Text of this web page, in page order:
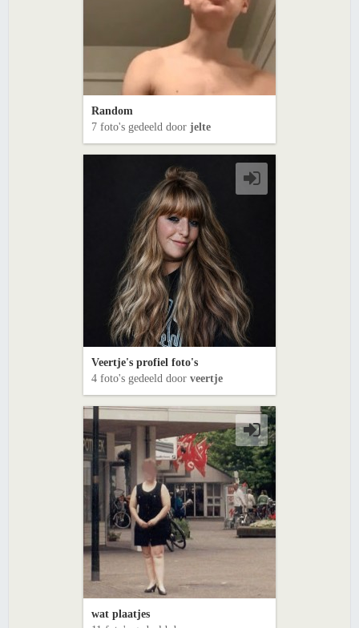
Random
7 foto's gedeeld door jelte
Veertje's profiel foto's
4 foto's gedeeld door veertje
wat plaatjes